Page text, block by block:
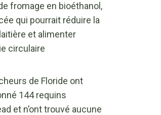
fromage en bioéthanol,
qui pourrait réduire la
et alimenter
circulaire
de Floride ont
144 requins
et n’ont trouvé aucune